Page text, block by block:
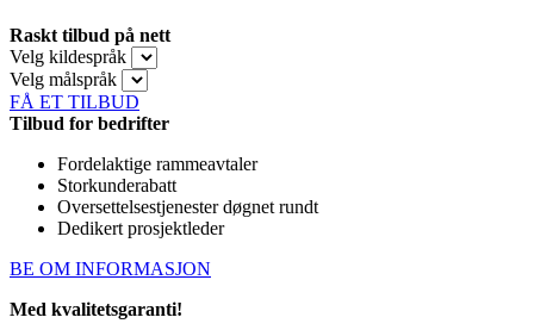
Raskt tilbud på nett
Velg kildespråk
Velg målspråk
FÅ ET TILBUD
Tilbud for bedrifter
Fordelaktige rammeavtaler
Storkunderabatt
Oversettelsestjenester døgnet rundt
Dedikert prosjektleder
BE OM INFORMASJON
Med kvalitetsgaranti!